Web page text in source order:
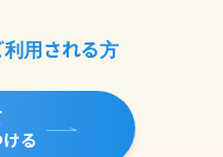
用される方
る